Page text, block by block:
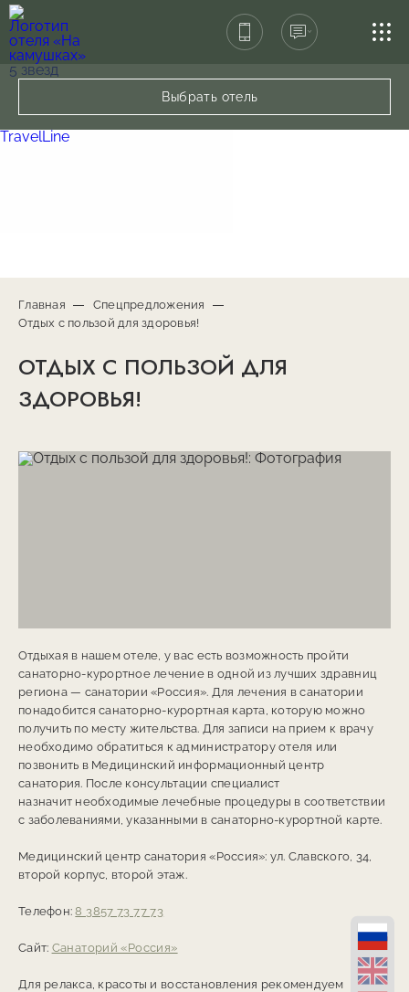
Выбрать отель
СПА-ЦЕНТР
РЕСТОРАН
TravelLine
Главная
Спецпредложения
Отдых с пользой для здоровья!
ОТДЫХ С ПОЛЬЗОЙ ДЛЯ
ЗДОРОВЬЯ!
Отдыхая в нашем отеле, у вас есть возможность пройти
санаторно-курортное лечение в одной из лучших здравниц
региона — санатории «Россия». Для лечения в санатории
понадобится санаторно-курортная карта, которую можно
получить по месту жительства. Для записи на прием к врачу
необходимо обратиться к администратору отеля или
позвонить в Медицинский информационный центр
санатория. После консультации специалист
назначит необходимые лечебные процедуры в соответствии
с заболеваниями, указанными в санаторно-курортной карте.
Медицинский центр санатория «Россия»: ул. Славского, 34,
второй корпус, второй этаж.
Телефон:8 3857 73 77 73
Сайт: Санаторий «Россия»
Для релакса, красоты и восстановления рекомендуем